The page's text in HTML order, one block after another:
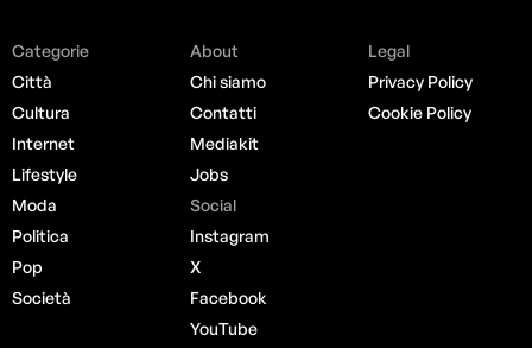
Categorie
Città
Cultura
Internet
Lifestyle
Moda
Politica
Pop
Società
About
Chi siamo
Contatti
Mediakit
Jobs
Social
Instagram
X
Facebook
YouTube
Legal
Privacy Policy
Cookie Policy